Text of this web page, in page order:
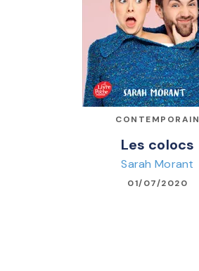
CONTEMPORAIN
Les colocs
Sarah Morant
01/07/2020